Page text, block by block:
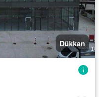
Dükkan